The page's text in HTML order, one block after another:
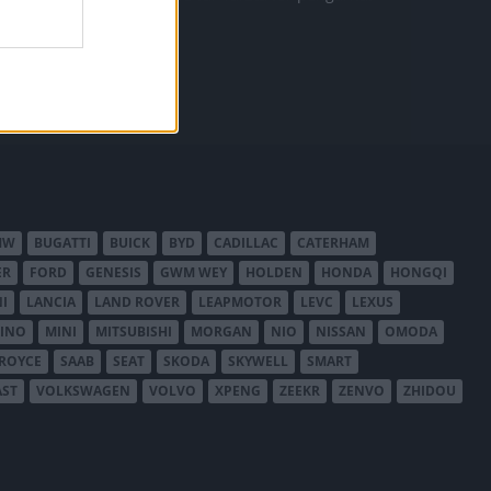
BUGATTI BUICK BYD CADILLAC
CATERHAM
FORD GENESIS GWM WEY HOLDEN HONDA
HONGQI
LANCIA LAND ROVER LEAPMOTOR LEVC
LEXUS
MINI MITSUBISHI MORGAN NIO NISSAN
OMODA
SAAB SEAT SKODA SKYWELL
SMART
VOLKSWAGEN VOLVO XPENG ZEEKR ZENVO ZHIDOU